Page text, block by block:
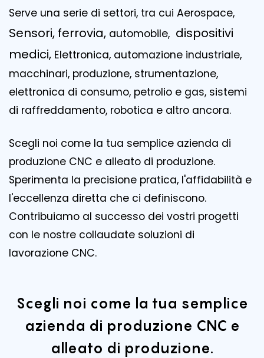
Serve una serie di settori, tra cui Aerospace,
Sensori, ferrovia, automobile, dispositivi
medici, Elettronica, automazione industriale,
macchinari, produzione, strumentazione,
elettronica di consumo, petrolio e gas, sistemi
di raffreddamento, robotica e altro ancora.
Scegli noi come la tua semplice azienda di
produzione CNC e alleato di produzione.
Sperimenta la precisione pratica, l'affidabilità e
l'eccellenza diretta che ci definiscono.
Contribuiamo al successo dei vostri progetti
con le nostre collaudate soluzioni di
lavorazione CNC.
Scegli noi come la tua semplice
azienda di produzione CNC e
alleato di produzione.